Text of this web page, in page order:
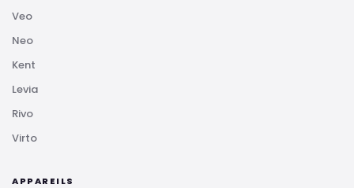
Veo
Neo
Kent
Levia
Rivo
Virto
APPAREILS